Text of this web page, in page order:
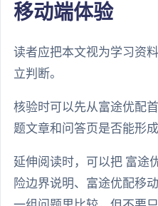
移动端体验
读者应把本文视为学习资
立判断。
核验时可以先从富途优配
题文章和问答页是否能形
延伸阅读时，可以把 富途
险边界说明、富途优配移